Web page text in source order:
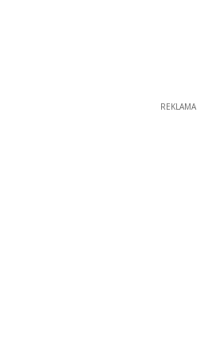
REKLAMA